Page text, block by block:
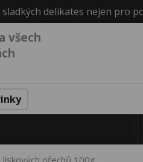
delikates nejen pro
všech
lískových ořechů 100g